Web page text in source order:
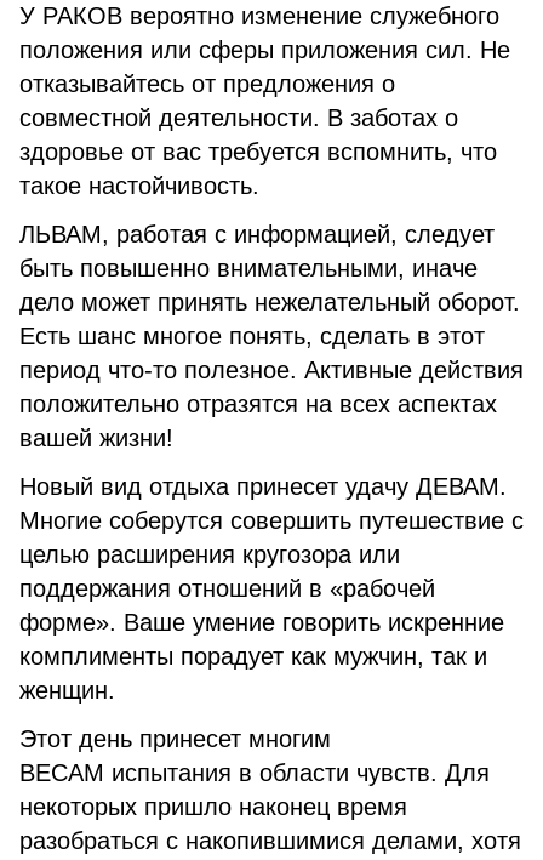
У РАКОВ вероятно изменение служебного
положения или сферы приложения сил. Не
отказывайтесь от предложения о
совместной деятельности. В заботах о
здоровье от вас требуется вспомнить, что
такое настойчивость.
ЛЬВАМ, работая с информацией, следует
быть повышенно внимательными, иначе
дело может принять нежелательный оборот.
Есть шанс многое понять, сделать в этот
период что-то полезное. Активные действия
положительно отразятся на всех аспектах
вашей жизни!
Новый вид отдыха принесет удачу ДЕВАМ.
Многие соберутся совершить путешествие с
целью расширения кругозора или
поддержания отношений в «рабочей
форме». Ваше умение говорить искренние
комплименты порадует как мужчин, так и
женщин.
Этот день принесет многим
ВЕСАМ испытания в области чувств. Для
некоторых пришло наконец время
разобраться с накопившимися делами, хотя